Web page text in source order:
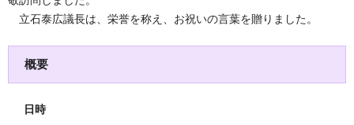
立石泰広議長は、栄誉を称え、お祝いの言葉を贈りました。
概要
日時